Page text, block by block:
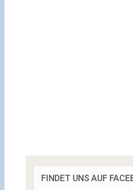
FINDET UNS AUF